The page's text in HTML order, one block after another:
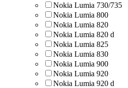
Nokia Lumia 730/735
Nokia Lumia 800
Nokia Lumia 820
Nokia Lumia 820 d
Nokia Lumia 825
Nokia Lumia 830
Nokia Lumia 900
Nokia Lumia 920
Nokia Lumia 920 d